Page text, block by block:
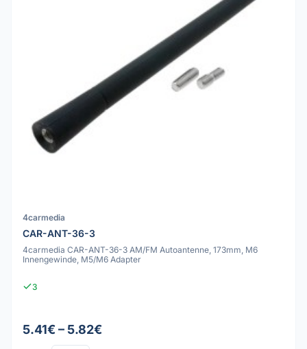
4carmedia
CAR-ANT-36-3
4carmedia CAR-ANT-36-3 AM/FM Autoantenne, 173mm, M6
Innengewinde, M5/M6 Adapter
3
5.41€ – 5.82€